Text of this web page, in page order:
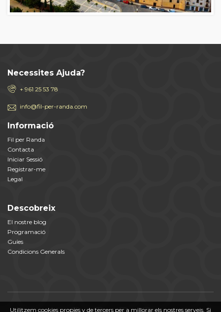
Utilitzem cookies propies y de tercers per a millorar els nostres serveis. Si
Necessites Ajuda?
+ 961 25 53 78
info@fil-per-randa.com
Informació
Fil per Randa
Contacta
Iniciar Sessió
Registrar-me
Legal
Descobreix
El nostre blog
Programació
Guíes
Condicions Generals